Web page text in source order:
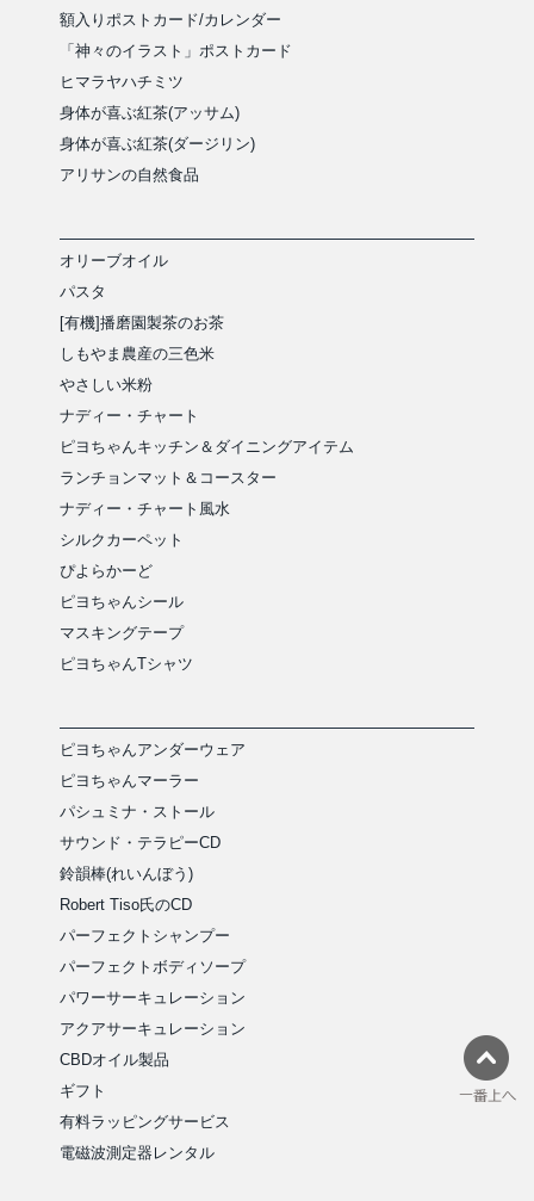
額入りポストカード/カレンダー
「神々のイラスト」ポストカード
ヒマラヤハチミツ
身体が喜ぶ紅茶(アッサム)
身体が喜ぶ紅茶(ダージリン)
アリサンの自然食品
オリーブオイル
パスタ
[有機]播磨園製茶のお茶
しもやま農産の三色米
やさしい米粉
ナディー・チャート
ピヨちゃんキッチン＆ダイニングアイテム
ランチョンマット＆コースター
ナディー・チャート風水
シルクカーペット
ぴよらかーど
ピヨちゃんシール
マスキングテープ
ピヨちゃんTシャツ
ピヨちゃんアンダーウェア
ピヨちゃんマーラー
パシュミナ・ストール
サウンド・テラピーCD
鈴韻棒(れいんぼう)
Robert Tiso氏のCD
パーフェクトシャンプー
パーフェクトボディソープ
パワーサーキュレーション
アクアサーキュレーション
CBDオイル製品
ギフト
有料ラッピングサービス
電磁波測定器レンタル